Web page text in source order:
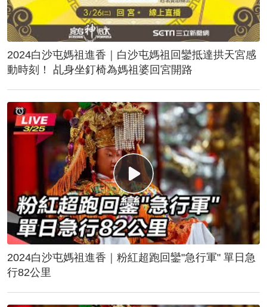
2024白沙屯媽祖進香｜白沙屯媽祖回鑾抵達拱天宮感
動時刻！ 乩身坐釘椅為媽祖婆回宮開路
2024白沙屯媽祖進香｜粉紅超跑回鑾"急行軍" 單日急
行82公里